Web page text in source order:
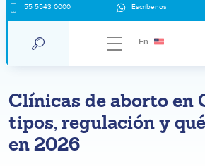
55 5543 0000 Escríbenos
En
Clínicas de aborto en
tipos, regulación y
en 2026